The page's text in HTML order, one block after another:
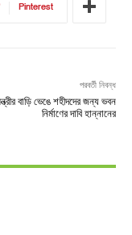
Pinterest
পরবর্তী নিবন্ধ
বাড়ি ভেঙে শহীদদের জন্য ভবন
নির্মাণের দাবি হান্নানের